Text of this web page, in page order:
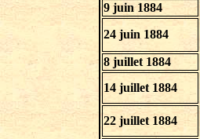
9 juin 1884
24 juin 1884
8 juillet 1884
14 juillet 1884
22 juillet 1884